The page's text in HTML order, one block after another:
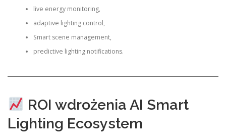
live energy monitoring,
adaptive lighting control,
Smart scene management,
predictive lighting notifications.
ROI wdrożenia AI Smart
Lighting Ecosystem